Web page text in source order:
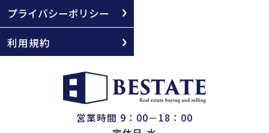
プライバシーポリシー
利用規約
営業時間 9：00－18：00